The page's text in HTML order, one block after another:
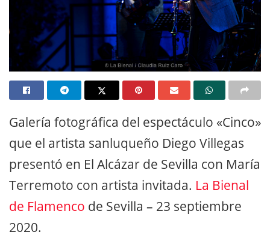
Galería fotográfica del espectáculo «Cinco»
que el artista sanluqueño Diego Villegas
presentó en El Alcázar de Sevilla con María
Terremoto con artista invitada. La Bienal
de Flamenco de Sevilla – 23 septiembre
2020.